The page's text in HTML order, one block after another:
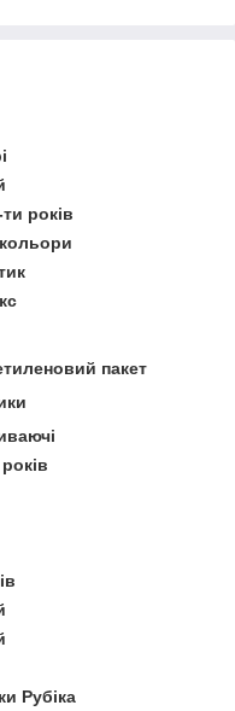
років
кольори
пакет
Рубіка